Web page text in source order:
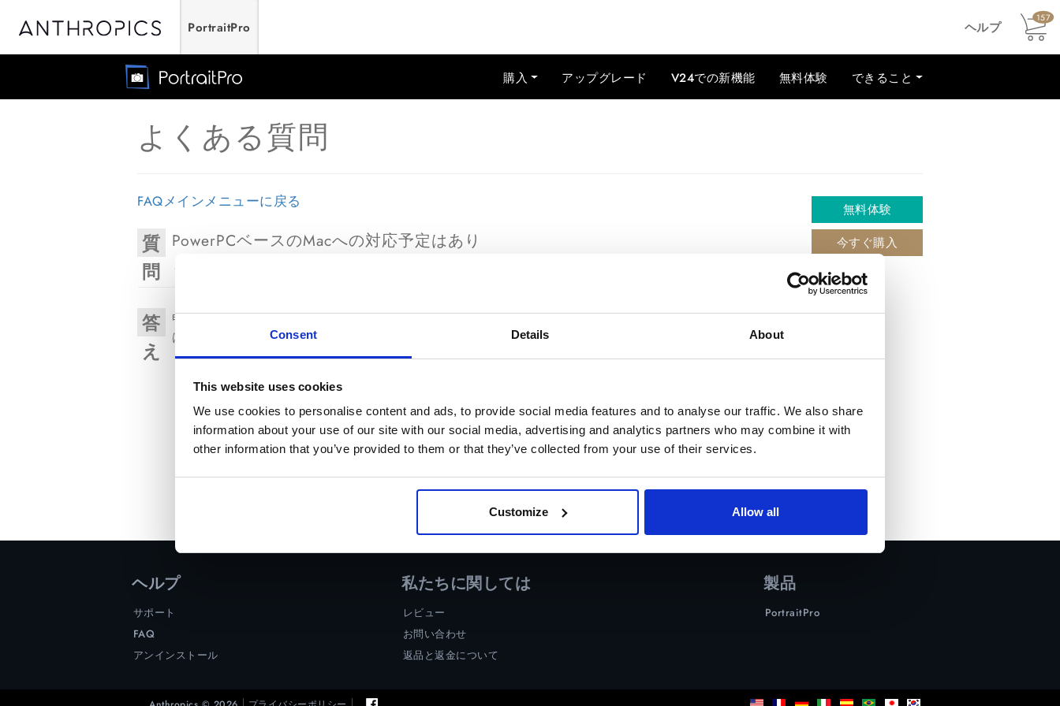
Consent Details About
This website uses cookies
We use cookies to personalise content and ads, to provide social media features and to analyse our traffic. We also share
information about your use of our site with our social media, advertising and analytics partners who may combine it with
other information that you’ve provided to them or that they’ve collected from your use of their services.
Customize Allow all
PortraitPro ヘルプ
157
購入 アップグレード V24での新機能 無料体験 できること
よくある質問
FAQメインメニューに戻る
質
問
PowerPCベースのMacへの対応予定はあり
ますか？
答
え
申し訳ございません。PowerPCベースのMacへの対応予定
はありません。
無料体験
今すぐ購入
ヘルプ
サポート
FAQ
アンインストール
私たちに関しては
レビュー
お問い合わせ
返品と返金について
製品
PortraitPro